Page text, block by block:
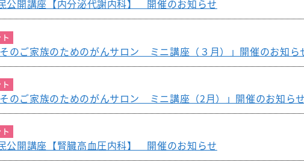
公開講座【内分泌代謝内科】 開催のお知らせ
そのご家族のためのがんサロン ミニ講座（３月）」開催のお知ら
そのご家族のためのがんサロン ミニ講座（2月）」開催のお知らせ
公開講座【腎臓高血圧内科】 開催のお知らせ